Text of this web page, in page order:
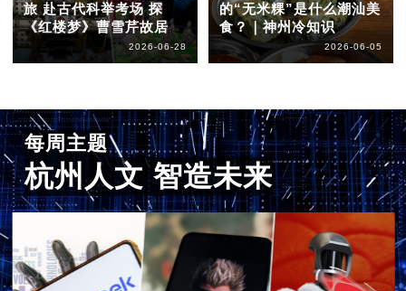
旅 赴古代科举考场 探
《红楼梦》曹雪芹故居
2026-06-28
的“无米粿”是什么潮汕美
食？｜神州冷知识
2026-06-05
每周主题
杭州人文 智造未来